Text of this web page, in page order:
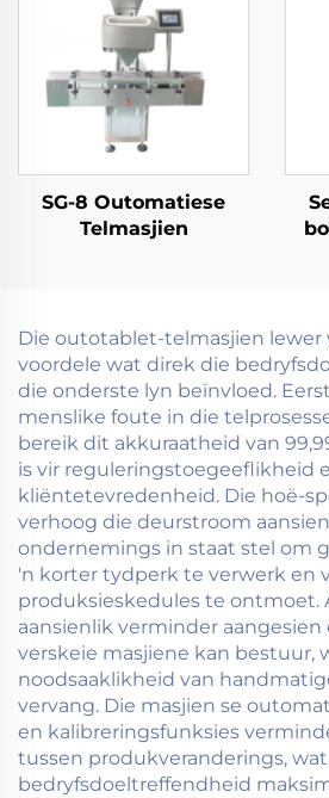
SG-8 Outomatiese
Telmasjien
Die outotablet-telmasjien lewer
voordele wat direk die
die onderste lyn beïnvloed.
menslike foute in die
bereik dit akkuraatheid van
is vir reguleringstoegeeflikheid
kliëntetevredenheid. Die hoë-
verhoog die deurstroom
ondernemings in staat stel om
'n korter tydperk te verwerk en
produksieskedules te ontmoet.
aansienlik verminder
verskeie masjiene kan bestuur,
noodsaaklikheid van
vervang. Die masjien se
en kalibreringsfunksies
tussen produkveranderings,
bedryfsdoeltreffendheid